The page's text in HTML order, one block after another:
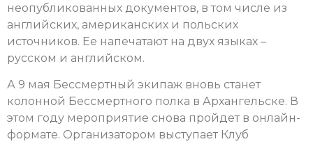
неопубликованных документов, в том числе из
английских, американских и польских
источников. Ее напечатают на двух языках –
русском и английском.
А 9 мая Бессмертный экипаж вновь станет
колонной Бессмертного полка в Архангельске. В
этом году мероприятие снова пройдет в онлайн-
формате. Организатором выступает Клуб